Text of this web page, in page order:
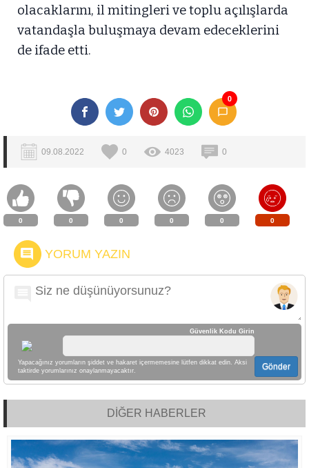
olacaklarını, il mitingleri ve toplu açılışlarda
vatandaşla buluşmaya devam edeceklerini
de ifade etti.
0
09.08.2022 0 4023 0
0 0 0 0 0 0
YORUM YAZIN
Güvenlik Kodu Girin
Yapacağınız yorumların şiddet ve hakaret içermemesine lütfen dikkat edin. Aksi
taktirde yorumlarınız onaylanmayacaktır.
Gönder
DİĞER HABERLER